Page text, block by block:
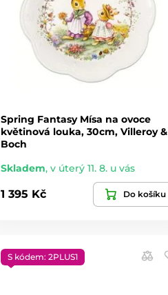
Spring Fantasy Mísa na ovoce
květinová louka, 30cm, Villeroy &
Boch
Skladem,v úterý 11. 8. u vás
1 395 Kč Do košíku
S kódem: 2PLUS1